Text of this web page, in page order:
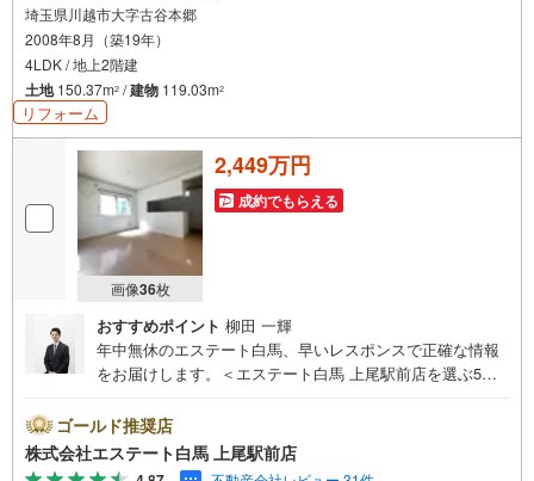
埼玉県川越市大字古谷本郷
2008年8月（築19年）
4LDK / 地上2階建
土地150.37m2 /建物 119.03m2
リフォーム
画像36枚
2,449万円
成約でもらえる
おすすめポイント 柳田 一輝
年中無休のエステート白馬、早いレスポンスで正確な情報
をお届けします。＜エステート白馬 上尾駅前店を選ぶ5つ
トーヨーカドー上尾駅前店」内に立地。2.無料駐車場完備
のお店立体駐車場は全480台収容可。駐車場完備してます。
3.大型キッズスペース当店自慢のキッズスペースをぜひご
ゴールド推奨店
株式会社エステート白馬 上尾駅前店